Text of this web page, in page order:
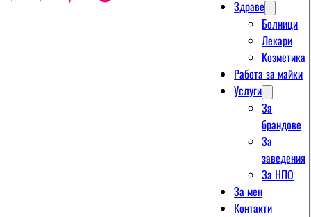
Здраве
Болници
Лекари
Козметика
Работа за майки
Услуги
За
брандове
За
заведения
За НПО
За мен
Контакти